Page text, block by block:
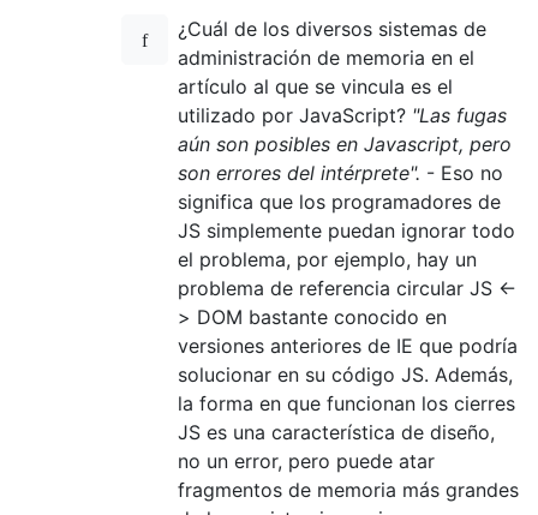
¿Cuál de los diversos sistemas de
administración de memoria en el
artículo al que se vincula es el
utilizado por JavaScript? "Las fugas
aún son posibles en Javascript, pero
son errores del intérprete". - Eso no
significa que los programadores de
JS simplemente puedan ignorar todo
el problema, por ejemplo, hay un
problema de referencia circular JS <-
> DOM bastante conocido en
versiones anteriores de IE que podría
solucionar en su código JS. Además,
la forma en que funcionan los cierres
JS es una característica de diseño,
no un error, pero puede atar
fragmentos de memoria más grandes